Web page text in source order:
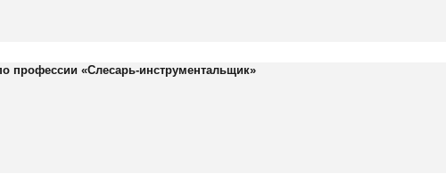
профессии «Слесарь-инструментальщик»